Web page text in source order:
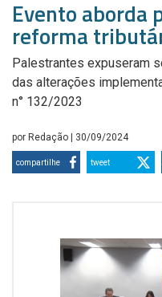
Evento aborda
reforma
Palestrantes expuseram
das alterações
n° 132/2023
por Redação | 30/09/2024
compartilhe tweet